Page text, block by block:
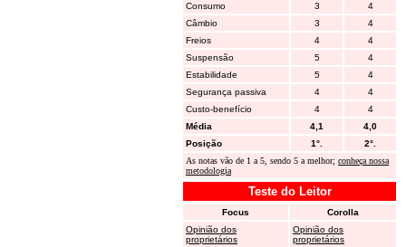
Consumo
3
4
Câmbio
3
4
Freios
4
4
Suspensão
5
4
Estabilidade
5
4
Segurança passiva
4
4
Custo-benefício
4
4
Média
4,1
4,0
Posição
1°.
2°.
As notas vão de 1 a 5, sendo 5 a melhor; conheça nossa
metodologia
Teste do Leitor
Focus
Corolla
Opinião dos
proprietários
Opinião dos
proprietários